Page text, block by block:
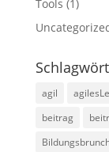
Tools (1)
agil
beitrag